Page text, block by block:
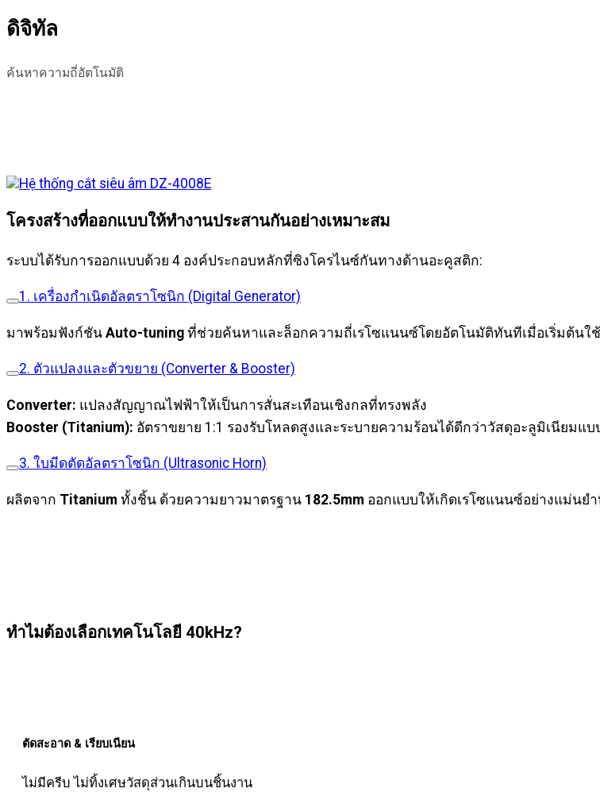
ดิจิทัล
ค้นหาความถี่อัตโนมัติ
โครงสร้างที่ออกแบบให้ทำงานประสานกันอย่างเหมาะสม
ระบบได้รับการออกแบบด้วย 4 องค์ประกอบหลักที่ซิงโครไนซ์กันทางด้านอะคูสติก:
1. เครื่องกำเนิดอัลตราโซนิก (Digital Generator)
มาพร้อมฟังก์ชัน Auto-tuning ที่ช่วยค้นหาและล็อกความถี่เรโซแนนซ์โดยอัตโนมัติทันทีเมื่อเริ่มต้น
2. ตัวแปลงและตัวขยาย (Converter & Booster)
Converter: แปลงสัญญาณไฟฟ้าให้เป็นการสั่นสะเทือนเชิงกลที่ทรงพลัง
Booster (Titanium): อัตราขยาย 1:1 รองรับโหลดสูงและระบายความร้อนได้ดีกว่าวัสดุอะลูมิเนียมแบ
3. ใบมีดตัดอัลตราโซนิก (Ultrasonic Horn)
ผลิตจาก Titanium ทั้งชิ้น ด้วยความยาวมาตรฐาน 182.5mm ออกแบบให้เกิดเรโซแนนซ์อย่างแม่นย
ทำไมต้องเลือกเทคโนโลยี 40kHz?
ตัดสะอาด & เรียบเนียน
ไม่มีครีบ ไม่ทิ้งเศษวัสดุส่วนเกินบนชิ้นงาน